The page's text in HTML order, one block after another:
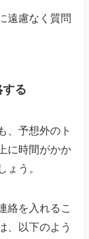
遠慮なく質問
る
、予想外のト
に時間がかか
ょう。
絡を入れるこ
、以下のよう